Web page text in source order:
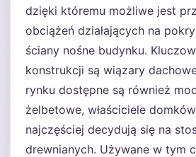
dzięki któremu możliwe jest
obciążeń działających na
ściany nośne budynku.
konstrukcji są wiązary
rynku dostępne są również
żelbetowe, właściciele
najczęściej decydują się na
drewnianych. Używane w tym